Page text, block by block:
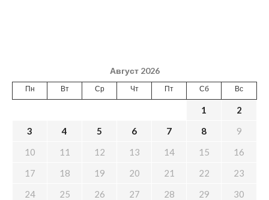
Август 2026
Пн Вт Ср Чт Пт Сб Вс
1
2
3
4 5 6 7 8
9
10
11 12 13 14 15
16
17
18 19 20 21 22
23
24
25 26 27 28 29
30